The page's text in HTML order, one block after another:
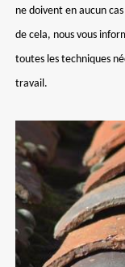
ne doivent en aucun
de cela, nous vous
toutes les techniques
travail.